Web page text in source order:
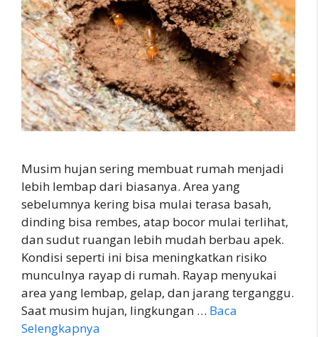
Musim hujan sering membuat rumah menjadi
lebih lembap dari biasanya. Area yang
sebelumnya kering bisa mulai terasa basah,
dinding bisa rembes, atap bocor mulai terlihat,
dan sudut ruangan lebih mudah berbau apek.
Kondisi seperti ini bisa meningkatkan risiko
munculnya rayap di rumah. Rayap menyukai
area yang lembap, gelap, dan jarang terganggu.
Saat musim hujan, lingkungan … Baca
Selengkapnya